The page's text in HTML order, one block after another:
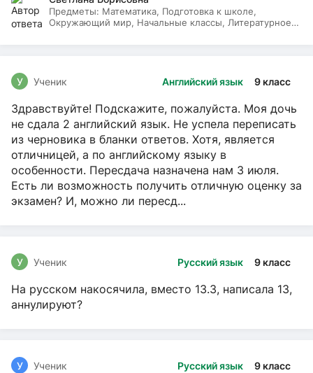
Предметы: Математика, Подготовка к школе,
Окружающий мир, Начальные классы, Литературное
Английский язык 9 класс
У Ученик
Здравствуйте! Подскажите, пожалуйста. Моя дочь
не сдала 2 английский язык. Не успела переписать
из черновика в бланки ответов. Хотя, является
отличницей, а по английскому языку в
особенности. Пересдача назначена нам 3 июля.
Есть ли возможность получить отличную оценку за
экзамен? И, можно ли пересд...
Русский язык 9 класс
У Ученик
На русском накосячила, вместо 13.3, написала 13,
аннулируют?
Русский язык 9 класс
У Ученик